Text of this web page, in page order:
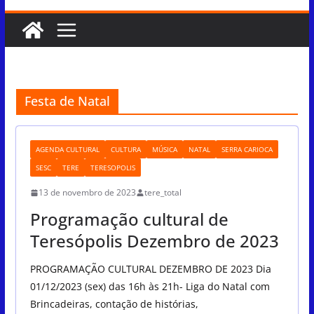
Festa de Natal
AGENDA CULTURAL CULTURA MÚSICA NATAL
SERRA CARIOCA
SESC
TERE TERESOPOLIS
13 de novembro de 2023 tere_total
Programação cultural de
Teresópolis Dezembro de 2023
PROGRAMAÇÃO CULTURAL DEZEMBRO DE 2023 Dia
01/12/2023 (sex) das 16h às 21h- Liga do Natal com
Brincadeiras, contação de histórias,